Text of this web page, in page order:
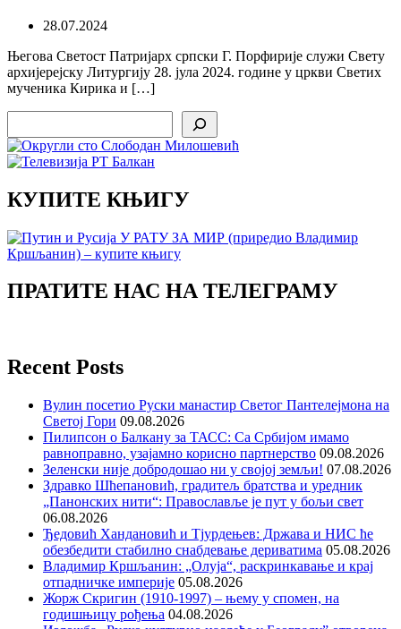
28.07.2024
Његова Светост Патријарх српски Г. Порфирије служи Свету
архијерејску Литургију 28. јула 2024. године у цркви Светих
мученика Кирика и […]
КУПИТЕ КЊИГУ
ПРАТИТЕ НАС НА ТЕЛЕГРАМУ
Recent Posts
Вулин посетио Руски манастир Светог Пантелејмона на
Светој Гори 09.08.2026
Пилипсон о Балкану за ТАСС: Са Србијом имамо
равноправно, узајамно корисно партнерство 09.08.2026
Зеленски није добродошао ни у својој земљи! 07.08.2026
Здравко Шћепановић, градитељ братства и уредник
„Панонских нити“: Православље је пут у бољи свет
06.08.2026
Ђедовић Хандановић и Тјурдењев: Држава и НИС ће
обезбедити стабилно снабдевање дериватима 05.08.2026
Владимир Кршљанин: „Олуја“, раскринкавање и крај
отпадничке империје 05.08.2026
Жорж Скригин (1910-1997) – њему у спомен, на
годишњицу рођења 04.08.2026